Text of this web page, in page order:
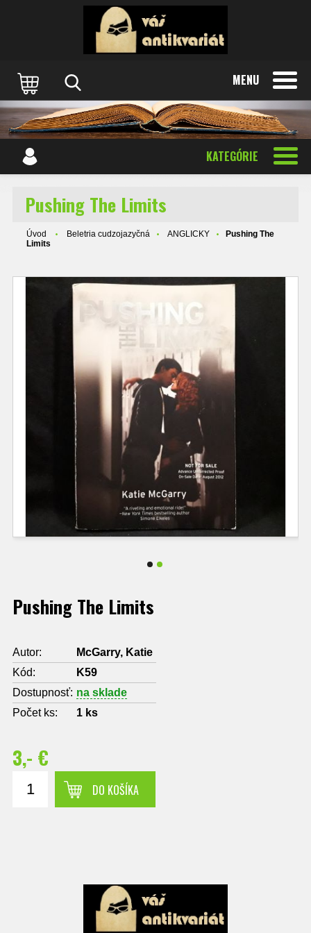
MENU
KATEGÓRIE
Pushing The Limits
Úvod Beletria cudzojazyčná ANGLICKY
Pushing The
Limits
Pushing The Limits
Autor:
McGarry, Katie
Kód:
K59
Dostupnosť: na sklade
Počet ks:
1 ks
3,- €
DO KOŠÍKA